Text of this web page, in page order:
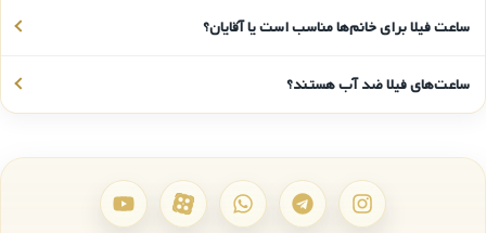
ساعت فیلا برای خانم‌ها مناسب است یا آقایان؟
ساعت‌های فیلا ضد آب هستند؟